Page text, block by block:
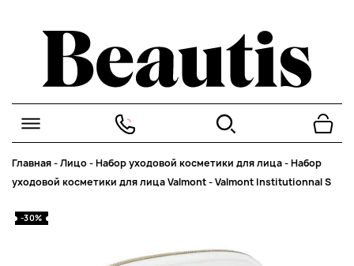
Главная-Лицо-Набор уходовой косметики для лица-Набор
уходовой косметики для лица Valmont-Valmont Institutionnal S
-30%